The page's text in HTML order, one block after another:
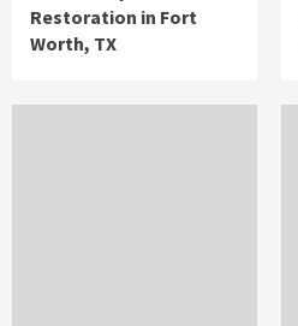
Restoration in Fort
Worth, TX